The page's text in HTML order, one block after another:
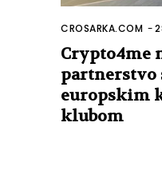
CROSARKA.COM -
Crypto4me
europskim
klubom